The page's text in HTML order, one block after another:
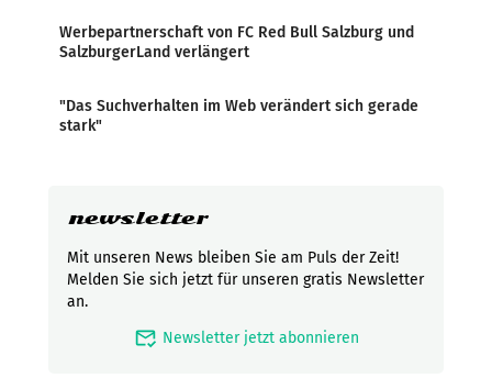
Werbepartnerschaft von FC Red Bull Salzburg und
SalzburgerLand verlängert
"Das Suchverhalten im Web verändert sich gerade
stark"
newsletter
Mit unseren News bleiben Sie am Puls der Zeit!
Melden Sie sich jetzt für unseren gratis Newsletter
an.
mark_email_read Newsletter jetzt abonnieren